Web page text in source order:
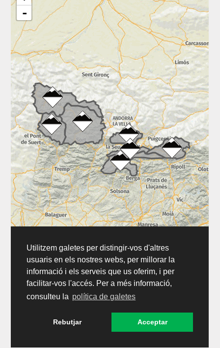
Risc d'Allaus
Arxiu històric
Meteo Extrem
Contacta'ns